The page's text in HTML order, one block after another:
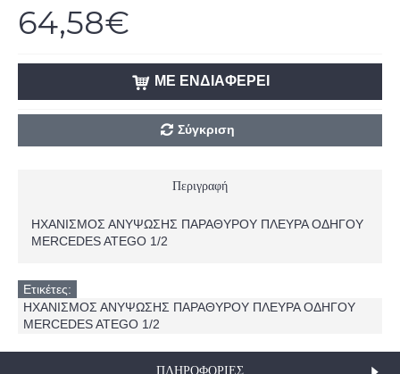
64,58€
ΜΕ ΕΝΔΙΑΦΈΡΕΙ
Σύγκριση
Περιγραφή
ΗΧΑΝΙΣΜΟΣ ΑΝΥΨΩΣΗΣ ΠΑΡΑΘΥΡΟΥ ΠΛΕΥΡΑ ΟΔΗΓΟΥ
ΜERCEDES ATEGO 1/2
Ετικέτες:
ΗΧΑΝΙΣΜΟΣ ΑΝΥΨΩΣΗΣ ΠΑΡΑΘΥΡΟΥ ΠΛΕΥΡΑ ΟΔΗΓΟΥ
ΜERCEDES ATEGO 1/2
ΠΛΗΡΟΦΟΡΊΕΣ